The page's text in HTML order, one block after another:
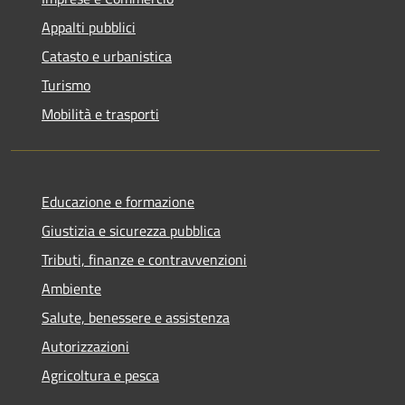
Appalti pubblici
Catasto e urbanistica
Turismo
Mobilità e trasporti
Educazione e formazione
Giustizia e sicurezza pubblica
Tributi, finanze e contravvenzioni
Ambiente
Salute, benessere e assistenza
Autorizzazioni
Agricoltura e pesca